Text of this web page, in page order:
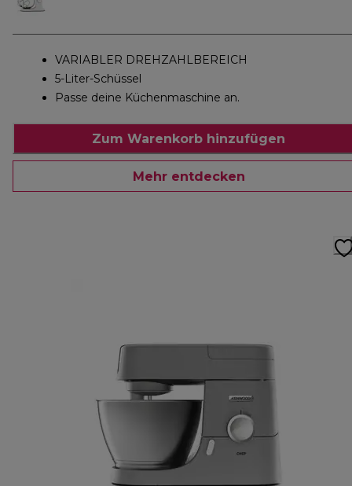
VARIABLER DREHZAHLBEREICH
5-Liter-Schüssel
Passe deine Küchenmaschine an.
Zum Warenkorb hinzufügen
Mehr entdecken